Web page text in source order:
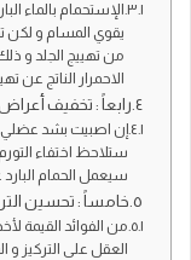
الإستحمام بالماء
يقوي المسام و لكن
من تهييج الجلد و ذلك
الاحمرار الناتج عن
رابعاً : تخفيف
إن اصبيت بشد عضلي
ستلاحظ اختفاء
سيعمل الحمام
خامساً : تحسين
من الفوائد القيمة
العقل على التركيز